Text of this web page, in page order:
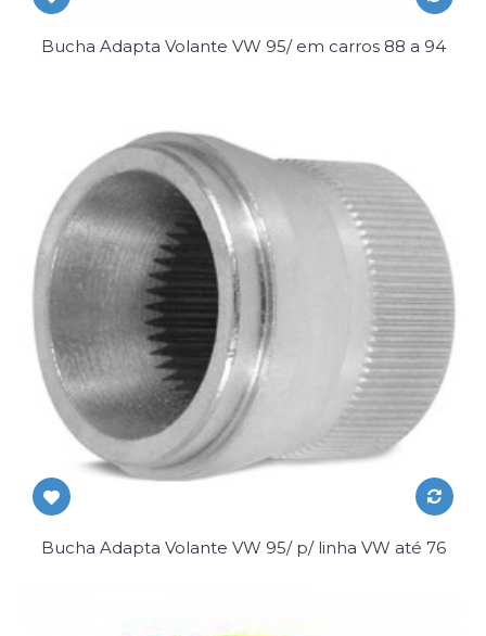
Bucha Adapta Volante VW 95/ em carros 88 a 94
Bucha Adapta Volante VW 95/ p/ linha VW até 76